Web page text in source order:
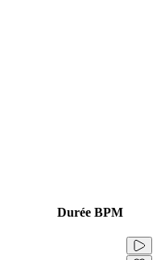
Durée BPM